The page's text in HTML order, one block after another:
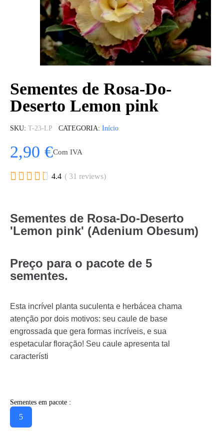
Sementes de Rosa-Do-
Deserto Lemon pink
SKU T-23-LP CATEGORIA Início
2,90 €Com IVA
     4.4 ( 31 reviews)
Sementes de Rosa-Do-Deserto
'Lemon pink' (Adenium Obesum)
Preço para o pacote de 5
sementes.
Esta incrível planta suculenta e herbácea chama
atenção por dois motivos: seu caule de base
engrossada que gera formas incríveis, e sua
espetacular floração! Seu caule apresenta tal
característi
Sementes em pacote :
5